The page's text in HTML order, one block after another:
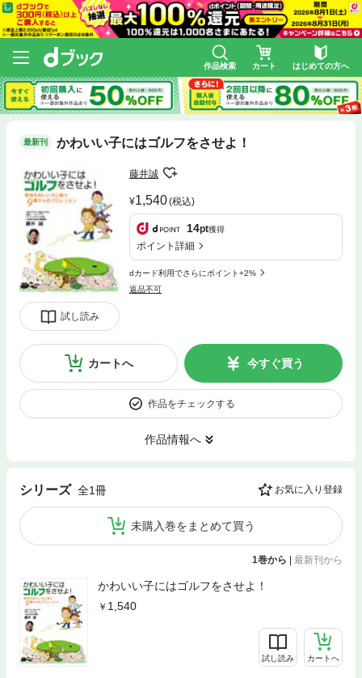
作品検索 カート はじめての方へ
最新刊 かわいい子にはゴルフをさせよ！
試し読み
藤井誠
1,540(税込)
14pt獲得
ポイント詳細
dカード利用でさらにポイント+2%
返品不可
カートへ 今すぐ買う
作品をチェックする
作品情報へ
シリーズ 全1冊 お気に入り登録
未購入巻をまとめて買う
1巻から 最新刊から
かわいい子にはゴルフをさせよ！
1,540
試し読み カートへ